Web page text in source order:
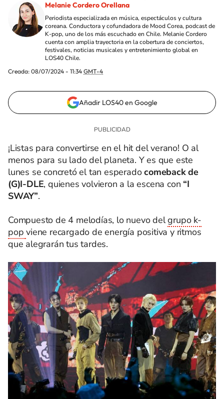
Melanie Cordero Orellana
Periodista especializada en música, espectáculos y cultura
coreana. Conductora y cofundadora de Mood Corea, podcast de
K-pop, uno de los más escuchado en Chile. Melanie Cordero
cuenta con amplia trayectoria en la cobertura de conciertos,
festivales, noticias musicales y entretenimiento global en
LOS40 Chile.
Creada: 08/07/2024 - 11:34 GMT-4
Añadir LOS40 en Google
¡Listas para convertirse en el hit del verano! O al
menos para su lado del planeta. Y es que este
lunes se concretó el tan esperadocomeback de
(G)I-DLE, quienes volvieron a la escena con “I
SWAY”.
Compuesto de 4 melodías, lo nuevo delgrupo k-
popviene recargado de energía positiva y ritmos
que alegrarán tus tardes.